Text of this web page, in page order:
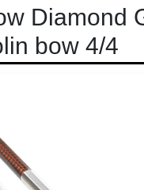
Diamond
bow 4/4